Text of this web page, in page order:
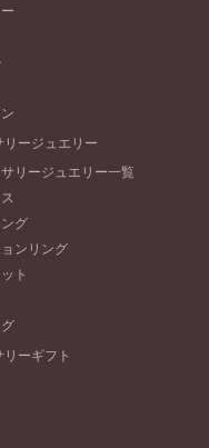
リージュエリー
リージュエリー一覧
グ
ンリング
ト
ーギフト